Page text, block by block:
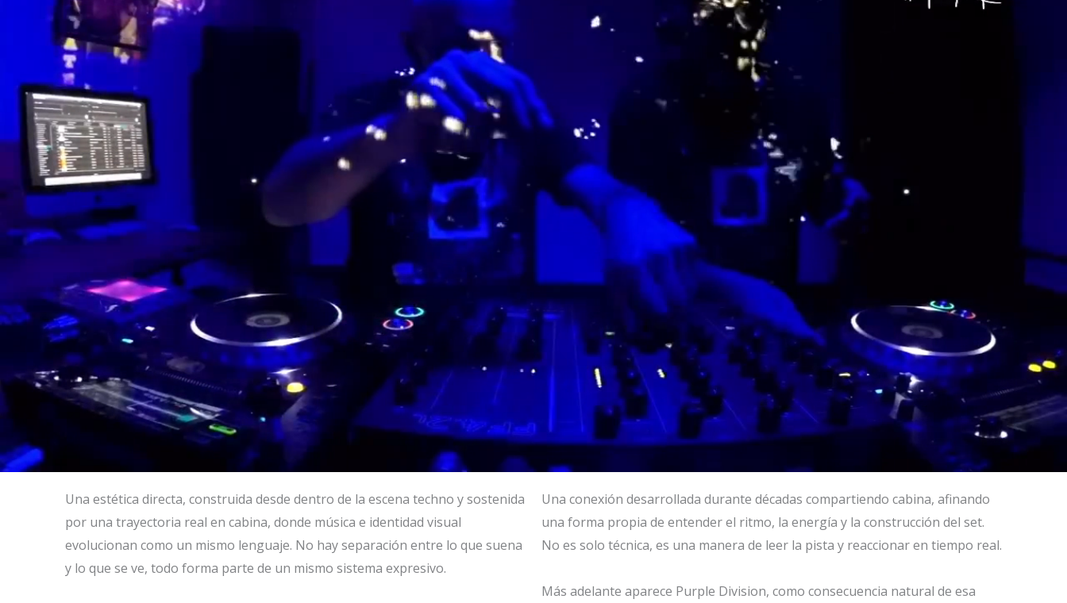
Una estética directa, construida desde dentro de la escena techno y sostenida
por una trayectoria real en cabina, donde música e identidad visual
evolucionan como un mismo lenguaje. No hay separación entre lo que suena
y lo que se ve, todo forma parte de un mismo sistema expresivo.
Una conexión desarrollada durante décadas compartiendo cabina, afinando
una forma propia de entender el ritmo, la energía y la construcción del set.
No es solo técnica, es una manera de leer la pista y reaccionar en tiempo real.
Más adelante aparece Purple Division, como consecuencia natural de esa